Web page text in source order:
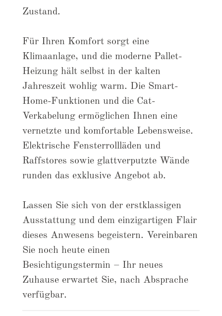
Zustand.
Für Ihren Komfort sorgt eine
Klimaanlage, und die moderne Pallet-
Heizung hält selbst in der kalten
Jahreszeit wohlig warm. Die Smart-
Home-Funktionen und die Cat-
Verkabelung ermöglichen Ihnen eine
vernetzte und komfortable Lebensweise.
Elektrische Fensterrollläden und
Raffstores sowie glattverputzte Wände
runden das exklusive Angebot ab.
Lassen Sie sich von der erstklassigen
Ausstattung und dem einzigartigen Flair
dieses Anwesens begeistern. Vereinbaren
Sie noch heute einen
Besichtigungstermin – Ihr neues
Zuhause erwartet Sie, nach Absprache
verfügbar.